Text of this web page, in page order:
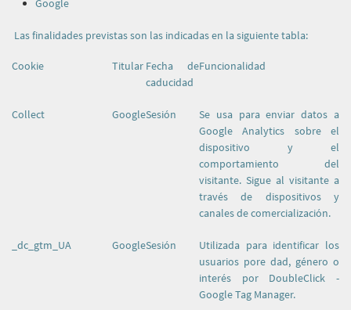
Las finalidades previstas son las indicadas en la siguiente tabla:
Cookie Titular Fecha de
caducidad
Funcionalidad
Collect GoogleSesión
Se usa para enviar datos a
Google Analytics sobre el
dispositivo y el
comportamiento del
visitante. Sigue al visitante a
través de dispositivos y
canales de comercialización.
_dc_gtm_UA GoogleSesión
Utilizada para identificar los
usuarios pore dad, género o
interés por DoubleClick -
Google Tag Manager.